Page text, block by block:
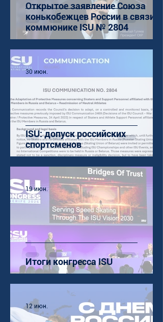
Открытое заявление Союза
конькобежцев России в связи с
коммюнике ISU № 2804
ISU: допуск российских
спортсменов
30 июн.
Итоги конгресса ISU
19 июн.
12 июн.